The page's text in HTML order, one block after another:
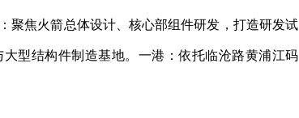
聚焦火箭总体设计、核心部组件研发，打造研发试
型结构件制造基地。一港：依托临沧路黄浦江码